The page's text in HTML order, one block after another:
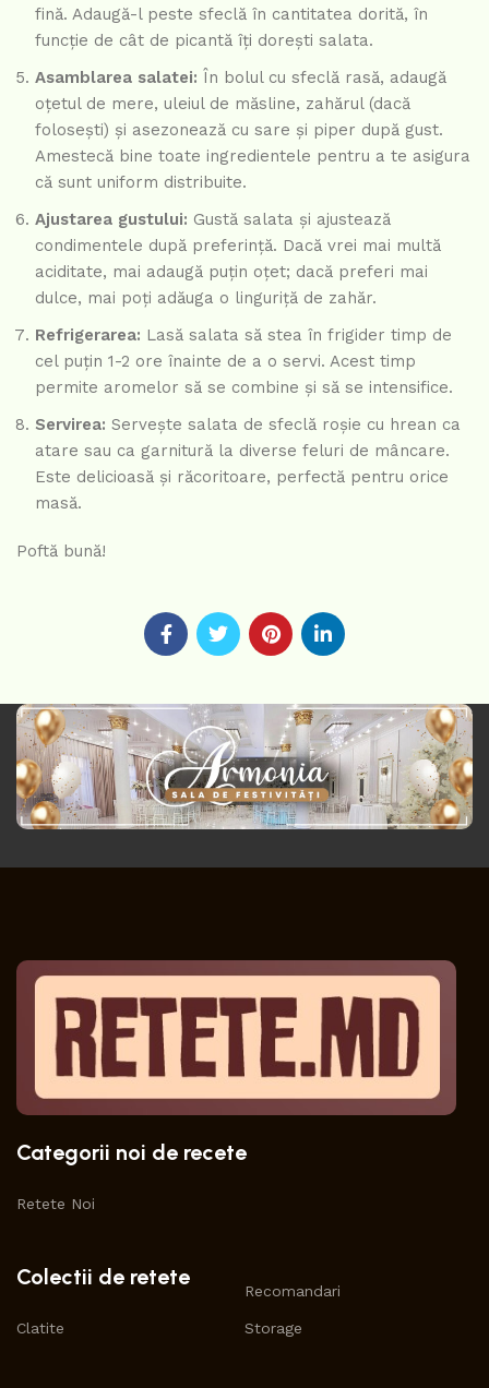
fină. Adaugă-l peste sfeclă în cantitatea dorită, în
funcție de cât de picantă îți dorești salata.
Asamblarea salatei: În bolul cu sfeclă rasă, adaugă
oțetul de mere, uleiul de măsline, zahărul (dacă
folosești) și asezonează cu sare și piper după gust.
Amestecă bine toate ingredientele pentru a te asigura
că sunt uniform distribuite.
Ajustarea gustului: Gustă salata și ajustează
condimentele după preferință. Dacă vrei mai multă
aciditate, mai adaugă puțin oțet; dacă preferi mai
dulce, mai poți adăuga o linguriță de zahăr.
Refrigerarea: Lasă salata să stea în frigider timp de
cel puțin 1-2 ore înainte de a o servi. Acest timp
permite aromelor să se combine și să se intensifice.
Servirea: Servește salata de sfeclă roșie cu hrean ca
atare sau ca garnitură la diverse feluri de mâncare.
Este delicioasă și răcoritoare, perfectă pentru orice
masă.
Poftă bună!
Categorii noi de recete
Retete Noi
Colectii de retete
Clatite
Recomandari
Storage